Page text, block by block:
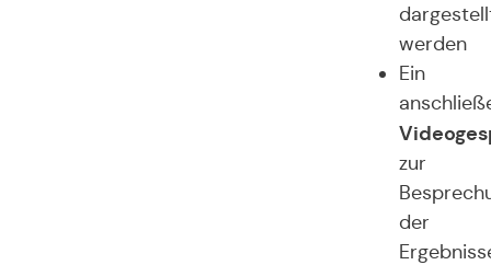
werden
Ein
zur
der